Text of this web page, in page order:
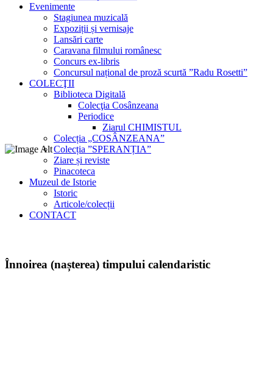
Evenimente
Stagiunea muzicală
Expoziții și vernisaje
Lansări carte
Caravana filmului românesc
Concurs ex-libris
Concursul național de proză scurtă ”Radu Rosetti”
COLECŢII
Biblioteca Digitală
Colecţia Cosânzeana
Periodice
Ziarul CHIMISTUL
Colecția „COSÂNZEANA”
Colecția ”SPERANȚIA”
Ziare și reviste
Pinacoteca
Muzeul de Istorie
Istoric
Articole/colecții
CONTACT
Înnoirea (nașterea) timpului calendaristic